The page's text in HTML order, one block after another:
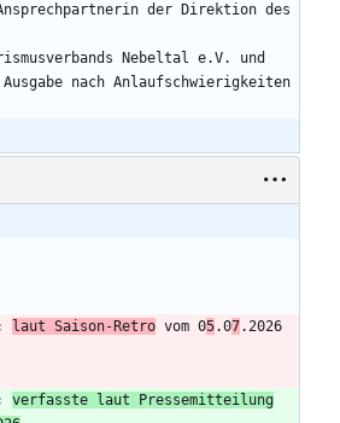
der Direktion des
Nebeltal e.V. und
nach Anlaufschwierigkeiten
laut Saison-Retro vom 05.07
verfasste laut Pressemitteilung